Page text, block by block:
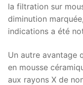
la filtration sur
diminution
indications a été
Un autre avantage
en mousse
aux rayons X de